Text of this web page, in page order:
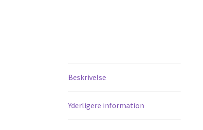
Beskrivelse
Yderligere information